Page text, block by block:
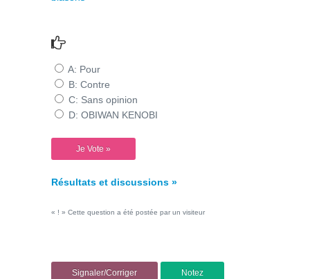
A: Pour
B: Contre
C: Sans opinion
D: OBIWAN KENOBI
Résultats et discussions »
« ! » Cette question a été postée par un visiteur
Signaler/Corriger Notez